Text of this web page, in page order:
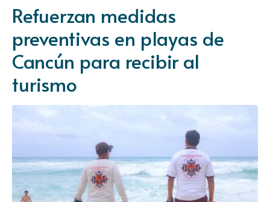
Refuerzan medidas
preventivas en playas de
Cancún para recibir al
turismo